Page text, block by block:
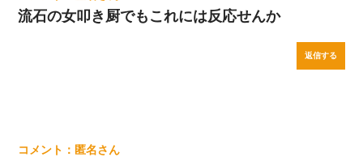
流石の女叩き厨でもこれには反応せんか
返信する
匿名